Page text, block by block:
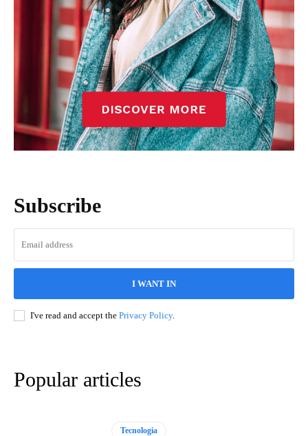
Subscribe
I WANT IN
I've read and accept the Privacy Policy.
Popular articles
Tecnologia